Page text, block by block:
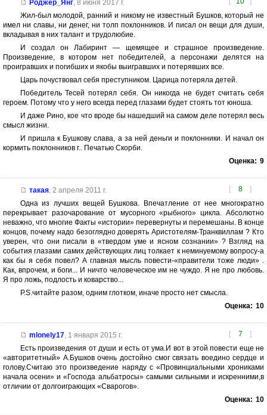
Роджер_Янг, 8 июня 2017 г.
Жил-был молодой, ранний и никому не известный Бушков, который не
имел ни славы, ни денег, ни толп поклонников. И писал он вещи для души,
вкладывая в них талант и трудолюбие.
И создал он Лабиринт — щемящее и страшное произведение.
Произведение, в котором нет победителей, а персонажи делятся на
проигравших и погибших и якобы выигравших и потерявших все.
Царь почуствовал себя преступником. Царица потеряла детей.
Победитель Тесей потерял себя. Он никогда не будет считать себя
героем. Потому что у него всегда перед глазами будет стоять тот юноша.
И даже Рино, кое что вроде бы нашедший на самом деле потерял весь
смысл жизни.
И пришла к Бушкову слава, а за ней деньги и поклонники. И начал он
кормить поклонников г.. Печатью Скорби.
Оценка: 9
[ 8 ]
такая, 2 апреля 2011 г.
Одна из лучших вещей Бушкова. Впечатление от нее многократно
перекрывает разочарование от мусорного «рыбного» цикла. Абсолютно
неважно, что многие Факты «истории» перевернуты и перемешаны. В конце
концов, почему надо безоглядно доверять Аристотелям-Транквиллам ? Кто
уверен, что они писали в «твердом уме и ясном сознании» ? Взгляд на
события глазами самих действующих лиц толкает к неминуемому вопросу-а
как бы я себя повел? А главная мысль повести-«правители тоже люди» .
Как, впрочем, и боги... И ничто человеческое им не чуждо. Я не про любовь.
Я про ложь, подлость и коварство...
P.S.читайте разом, одним глотком, иначе просто нет смысла.
Оценка: 10
[ 7 ]
mlonely17, 1 января 2015 г.
Есть произведения от души и есть от ума.И вот в этой повести еще не
«авторитетный» А.Бушков очень достойно смог связать воедино сердце и
голову.Считаю это произведение наряду с «Провинциальными хрониками
начала осени» и «Господа альбатросы» самыми сильными и искренними,в
отличии от долгоиграющих «Сварогов».
Оценка: 10